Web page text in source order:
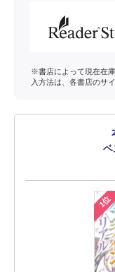
※書店によって現在在
入方法は、各書店のサ
ベ
1位